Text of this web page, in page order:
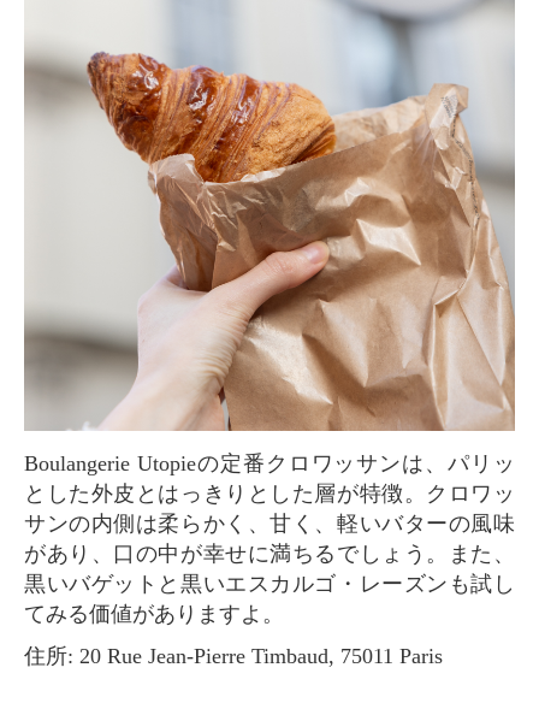
Boulangerie Utopieの定番クロワッサンは、パリッ
とした外皮とはっきりとした層が特徴。クロワッ
サンの内側は柔らかく、甘く、軽いバターの風味
があり、口の中が幸せに満ちるでしょう。また、
黒いバゲットと黒いエスカルゴ・レーズンも試し
てみる価値がありますよ。
住所: 20 Rue Jean-Pierre Timbaud, 75011 Paris